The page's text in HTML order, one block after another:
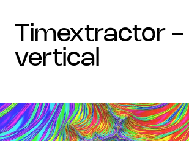
vertical